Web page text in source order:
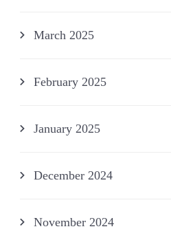
March 2025
February 2025
January 2025
December 2024
November 2024